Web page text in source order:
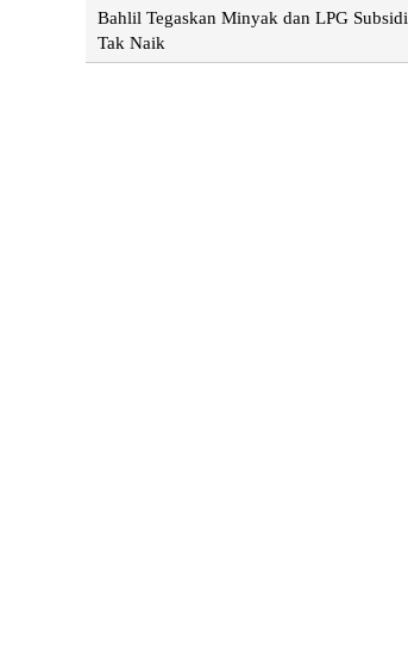
Bahlil Tegaskan Minyak dan LPG Subsidi
Tak Naik